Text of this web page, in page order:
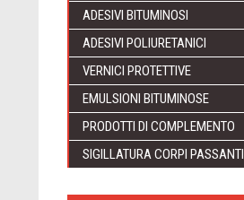
ADESIVI BITUMINOSI
ADESIVI POLIURETANICI
VERNICI PROTETTIVE
EMULSIONI BITUMINOSE
PRODOTTI DI COMPLEMENTO
SIGILLATURA CORPI PASSANTI